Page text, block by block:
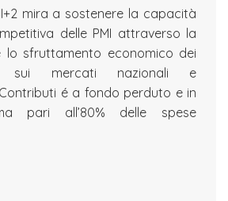
mira a sostenere la capacità
delle PMI attraverso la
lo sfruttamento economico dei
sui mercati nazionali e
é a fondo perduto e in
pari all’80% delle spese